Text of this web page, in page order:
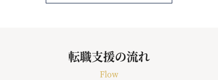
転職支援の流れ
Flow